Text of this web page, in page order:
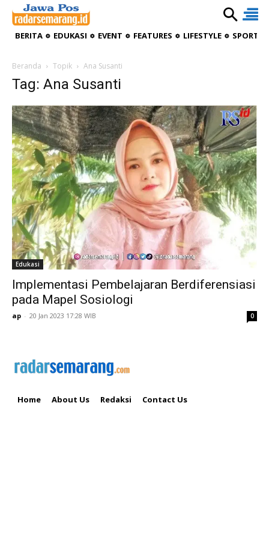
BERITA EDUKASI EVENT FEATURES LIFESTYLE
Beranda Topik Ana Susanti
Tag: Ana Susanti
Edukasi
Implementasi Pembelajaran Berdiferensiasi
pada Mapel Sosiologi
ap - 20 Jan 2023 17:28 WIB 0
Home About Us Redaksi Contact Us